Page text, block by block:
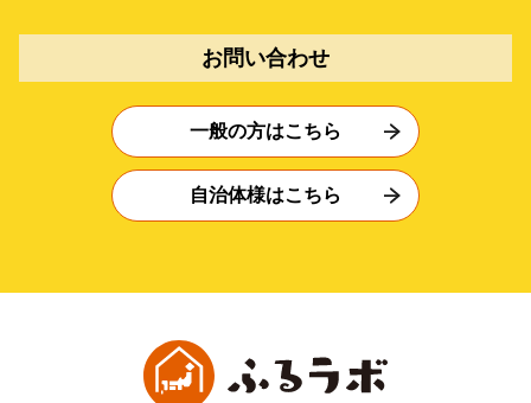
お問い合わせ
一般の方はこちら
自治体様はこちら